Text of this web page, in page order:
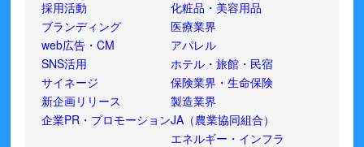
採用活動
ブランディング
web広告・CM
SNS活用
サイネージ
新企画リリース
企業PR・プロモーション
化粧品・美容用品
医療業界
アパレル
ホテル・旅館・民宿
保険業界・生命保険
製造業界
JA（農業協同組合）
エネルギー・インフラ